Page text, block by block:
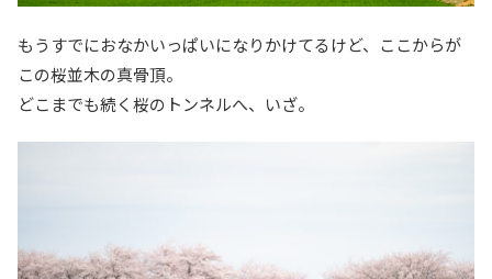
もうすでにおなかいっぱいになりかけてるけど、ここからが
この桜並木の真骨頂。
どこまでも続く桜のトンネルへ、いざ。